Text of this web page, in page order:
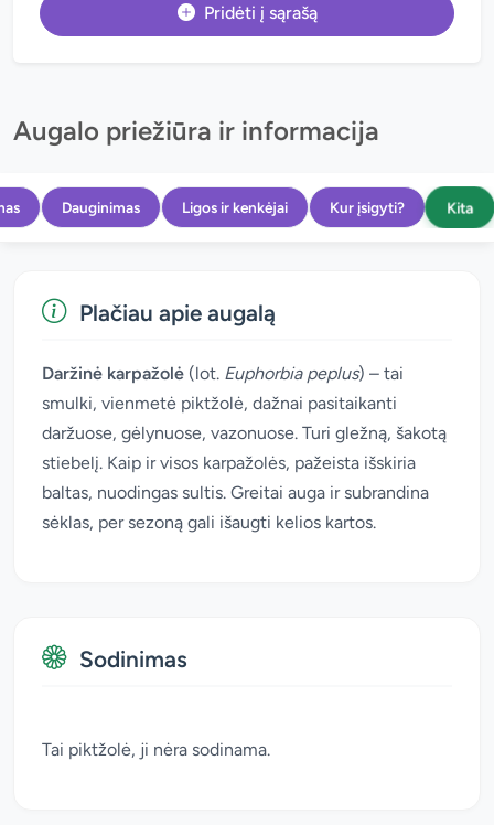
Pridėti į sąrašą
Augalo priežiūra ir informacija
Dauginimas Ligos ir kenkėjai Kur įsigyti? Kita
Plačiau apie augalą
Daržinė karpažolė (lot. Euphorbia peplus) – tai
smulki, vienmetė piktžolė, dažnai pasitaikanti
daržuose, gėlynuose, vazonuose. Turi gležną, šakotą
stiebelį. Kaip ir visos karpažolės, pažeista išskiria
baltas, nuodingas sultis. Greitai auga ir subrandina
sėklas, per sezoną gali išaugti kelios kartos.
Sodinimas
Tai piktžolė, ji nėra sodinama.